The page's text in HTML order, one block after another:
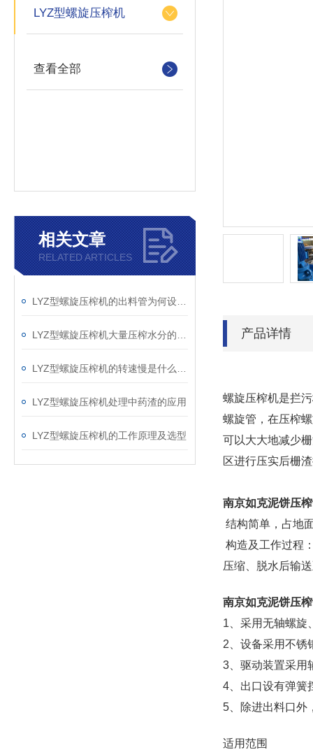
LYZ型螺旋压榨机
查看全部
相关文章
RELATED ARTICLES
LYZ型螺旋压榨机处理中药渣的应用
LYZ型螺旋压榨机的工作原理及选型
产品详情
螺旋压榨机是拦
螺旋管，在压榨
可以大大地减少
区进行压实后栅
南京如克泥饼压
结构简单，占地
构造及工作过程
压缩、脱水后输
南京如克泥饼压
1、采用无轴螺旋
2、设备采用不锈
3、驱动装置采用
4、出口设有弹簧
5、除进出料口外
适用范围